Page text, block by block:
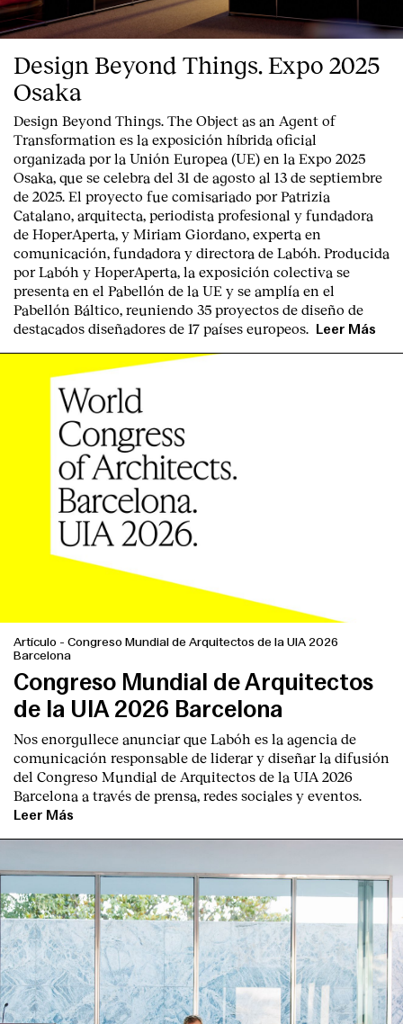
Design Beyond Things. Expo 2025
Osaka
Design Beyond Things. The Object as an Agent of
Transformation es la exposición híbrida oficial
organizada por la Unión Europea (UE) en la Expo 2025
Osaka , que se celebra del 31 de agosto al 13 de septiembre
de 2025 . El proyecto fue comisariado porPatrizia
Catalano , arquitecta, periodista profesional y fundadora
de HoperAperta, y Miriam Giordano , experta en
comunicación, fundadora y directora de Labóh. Producida
porLabóh y HoperAperta, la exposición colectiva se
presenta en el Pabellón de la UE y se amplía en el
Pabellón Báltico , reuniendo 35 proyectos de diseño de
destacados diseñadores de 17 países europeos Leer Más
Artículo - Congreso Mundial de Arquitectos de la UIA 2026
Barcelona
Congreso Mundial de Arquitectos
de la UIA 2026 Barcelona
Nos enorgullece anunciar que Labóh es la agencia de
comunicación responsable de liderar y diseñar la difusión
del Congreso Mundial de Arquitectos de la UIA 2026
Barcelona a través de prensa, redes sociales y eventos.
Leer Más